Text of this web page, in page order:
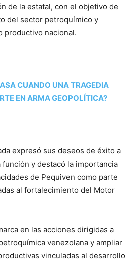
de la estatal, con el objetivo de
del sector petroquímico y
productivo nacional.
CUANDO UNA TRAGEDIA
EN ARMA GEOPOLÍTICA?
expresó sus deseos de éxito a
función y destacó la importancia
de Pequiven como parte
al fortalecimiento del Motor
en las acciones dirigidas a
venezolana y ampliar
vinculadas al desarrollo